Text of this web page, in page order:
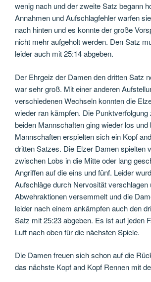
wenig nach und der zweite Satz begann
Annahmen und Aufschlagfehler warfen
nach hinten und es konnte der große
nicht mehr aufgeholt werden. Den Satz
leider auch mit 25:14 abgeben.
Der Ehrgeiz der Damen den dritten Satz
war sehr groß. Mit einer anderen
verschiedenen Wechseln konnten die
wieder ran kämpfen. Die
beiden Mannschaften ging wieder los und
Mannschaften erspielten sich ein Kopf
dritten Satzes. Die Elzer Damen spielten
zwischen Lobs in die Mitte oder lang
Angriffen auf die eins und fünf. Leider
Aufschläge durch Nervosität verschlagen
Abwehraktionen versemmelt und die
leider nach einem ankämpfen auch den
Satz mit 25:23 abgeben. Es ist auf jeden
Luft nach oben für die nächsten Spiele.
Die Damen freuen sich schon auf die
das nächste Kopf and Kopf Rennen mit